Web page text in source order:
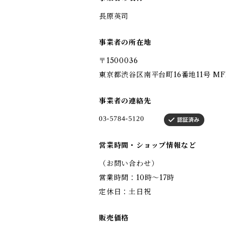
長原英司
事業者の所在地
〒1500036
東京都渋谷区南平台町16番地11号
事業者の連絡先
営業時間・ショップ情報など
（お問い合わせ）
営業時間：10時～17時
定休日：土日祝
販売価格